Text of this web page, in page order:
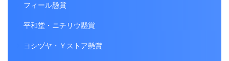
フィール懸賞
平和堂・ニチリウ懸賞
ヨシヅヤ・Ｙストア懸賞